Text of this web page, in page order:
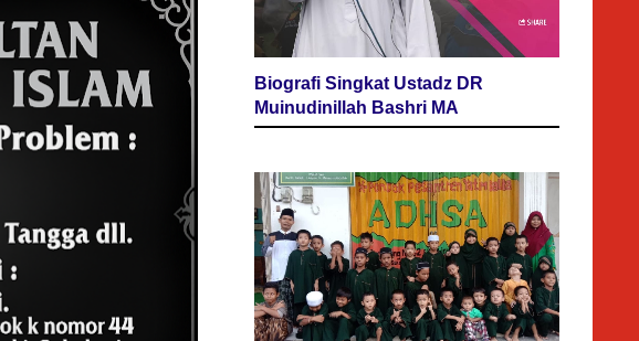
Biografi Singkat Ustadz DR
Muinudinillah Bashri MA